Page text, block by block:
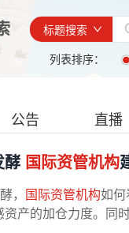
标题搜索
列表排序：
公告 直播
酵 国际资管机构
， 国际资管机构如
产的加仓力度。同